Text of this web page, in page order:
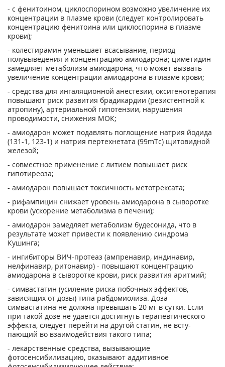
- с фенитоином, циклоспорином возможно увеличение их
концентрации в плазме кро­ви (следует контролировать
концентрацию фенитоина или циклоспорина в плазме
крови);
- колестирамин уменьшает всасывание, период
полувыведения и концентрацию амиодарона; циметидин
замедляет метаболизм амиодарона, что может вызвать
увеличение кон­центрации амиодарона в плазме крови;
- средства для ингаляционной анестезии, оксигенотерапия
повышают риск развития брадикардии (резистентной к
атропину), артериальной гипотензии, нарушения
проводимо­сти, снижения МОК;
- амиодарон может подавлять поглощение натрия йодида
(131-1, 123-1) и натрия пертехнетата (99mТс) щитовидной
железой;
- совместное применение с литием повышает риск
гипотиреоза;
- амиодарон повышает токсичность метотрексата;
- рифампицин снижает уровень амиодарона в сыворотке
крови (ускорение метабо­лизма в печени);
- амиодарон замедляет метаболизм будесонида, что в
результате может привести к появлению синдрома
Кушинга;
- ингибиторы ВИЧ-протеаз (ампренавир, индинавир,
нелфинавир, ритонавир) - повышают концентрацию
амиодарона в сыворотке крови, риск развития аритмий;
- симвастатин (усиление риска побочных эффектов,
зависящих от дозы) типа рабдомиолиза. Доза
симвастатина не должна превышать 20 мг в сутки. Если
при такой дозе не удается достигнуть терапевтического
эффекта, следует перейти на другой статин, не всту­
пающий во взаимодействия такого типа;
- лекарственные средства, вызывающие
фотосенсибилизацию, оказывают аддитивное